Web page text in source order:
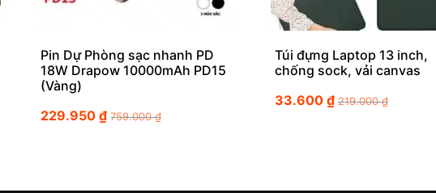
Pin Dự Phòng sạc nhanh PD
18W Drapow 10000mAh PD15
(Vàng)
229.950₫ 759.000₫
Túi đựng Laptop 13 inch,
chống sock, vải canvas
33.600 ₫ 219.000₫